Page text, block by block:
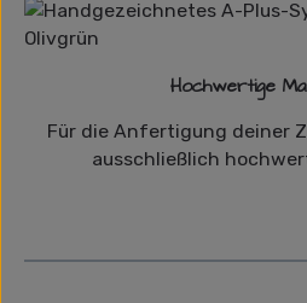
Hochwertige
Für die Anfertigung deiner
ausschließlich